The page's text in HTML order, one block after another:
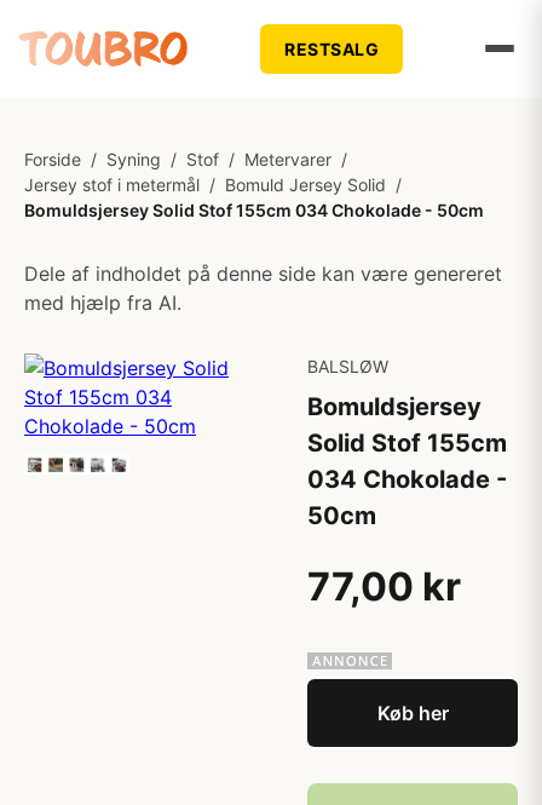
RESTSALG
Forside / Syning / Stof / Metervarer /
Jersey stof i metermål / Bomuld Jersey Solid /
Bomuldsjersey Solid Stof 155cm 034 Chokolade - 50cm
Dele af indholdet på denne side kan være genereret
med hjælp fra AI.
BALSLØW
Bomuldsjersey
Solid Stof 155cm
034 Chokolade -
50cm
77,00 kr
Køb her